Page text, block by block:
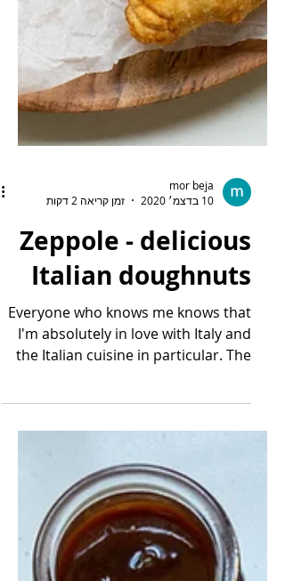
mor beja
10 בדצמ׳ 2020
זמן קריאה 2 דקות
Zeppole - delicious
Italian doughnuts
Everyone who knows me knows that